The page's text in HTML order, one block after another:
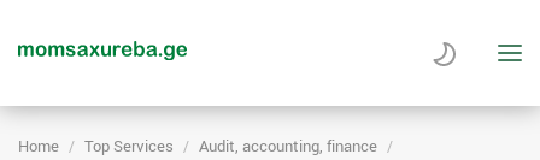
Home Top Services
Audit, accounting, finance